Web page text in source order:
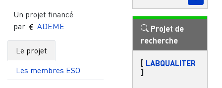
Un projet financé
par
ADEME
Le projet
Les membres ESO
Projet de
recherche
[ LABQUALITER
]